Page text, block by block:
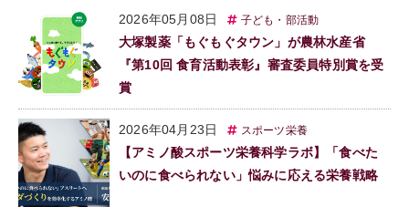
2026年05月08日 子ども・部活動
大塚製薬「もぐもぐタウン」が農林水産省
『第10回 食育活動表彰』審査委員特別賞を受
賞
2026年04月23日 スポーツ栄養
【アミノ酸スポーツ栄養科学ラボ】「食べた
いのに食べられない」悩みに応える栄養戦略